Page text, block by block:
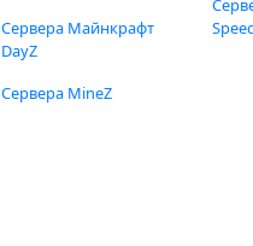
Сервера Майнкрафт
DayZ
Сервера MineZ